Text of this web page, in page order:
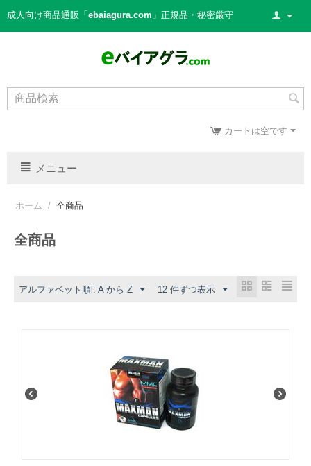
成人向け商品通販「 ebaiagura.com 」正規品・秘密厳守
カートは空です
メニュー
ホーム / 全商品
全商品
アルファベット順l: A から Z 12 件ずつ表示